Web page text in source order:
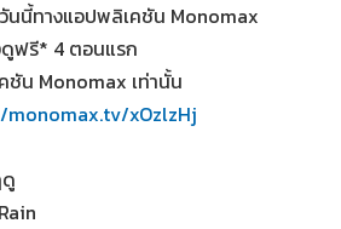
นนี้ทางแอปพลิเคชัน Monomax
ฟรี* 4 ตอนแรก
ชัน Monomax เท่านั้น
monomax.tv/xOzlzHj